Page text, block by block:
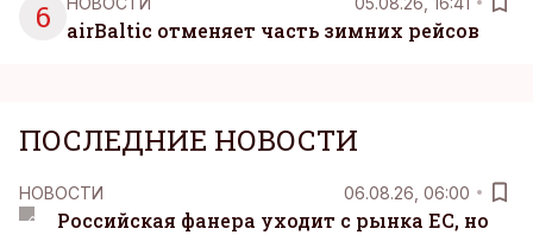
6 airBaltic отменяет часть зимних рейсов
ПОСЛЕДНИЕ НОВОСТИ
НОВОСТИ 06.08.26, 06:00
Российская фанера уходит с рынка ЕС, но